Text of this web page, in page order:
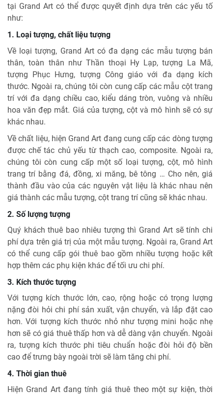
tại Grand Art có thể được quyết định dựa trên các yếu tố
như:
1. Loại tượng, chất liệu tượng
Về loại tượng, Grand Art có đa dạng các mẫu tượng bán
thân, toàn thân như Thần thoại Hy Lạp, tượng La Mã,
tượng Phục Hưng, tượng Công giáo với đa dạng kích
thước. Ngoài ra, chúng tôi còn cung cấp các mẫu cột trang
trí với đa dạng chiều cao, kiểu dáng tròn, vuông và nhiều
hoa văn đẹp mắt. Giá của tượng, cột và mô hình sẽ có sự
khác nhau.
Về chất liệu, hiện Grand Art đang cung cấp các dòng tượng
được chế tác chủ yếu từ thạch cao, composite. Ngoài ra,
chúng tôi còn cung cấp một số loại tượng, cột, mô hình
trang trí bằng đá, đồng, xi măng, bê tông … Cho nên, giá
thành đầu vào của các nguyên vật liệu là khác nhau nên
giá thành các mẫu tượng, cột trang trí cũng sẽ khác nhau.
2. Số lượng tượng
Quý khách thuê bao nhiêu tượng thì Grand Art sẽ tính chi
phí dựa trên giá trị của một mẫu tượng. Ngoài ra, Grand Art
có thể cung cấp gói thuê bao gồm nhiều tượng hoặc kết
hợp thêm các phụ kiện khác để tối ưu chi phí.
3. Kích thước tượng
Với tượng kích thước lớn, cao, rộng hoặc có trọng lượng
nặng đòi hỏi chi phí sản xuất, vận chuyển, và lắp đặt cao
hơn. Với tượng kích thước nhỏ như tượng mini hoặc nhẹ
hơn sẽ có giá thuê thấp hơn và dễ dàng vận chuyển. Ngoài
ra, tượng kích thước phi tiêu chuẩn hoặc đòi hỏi độ bền
cao để trưng bày ngoài trời sẽ làm tăng chi phí.
4. Thời gian thuê
Hiện Grand Art đang tính giá thuê theo một sự kiện, thời